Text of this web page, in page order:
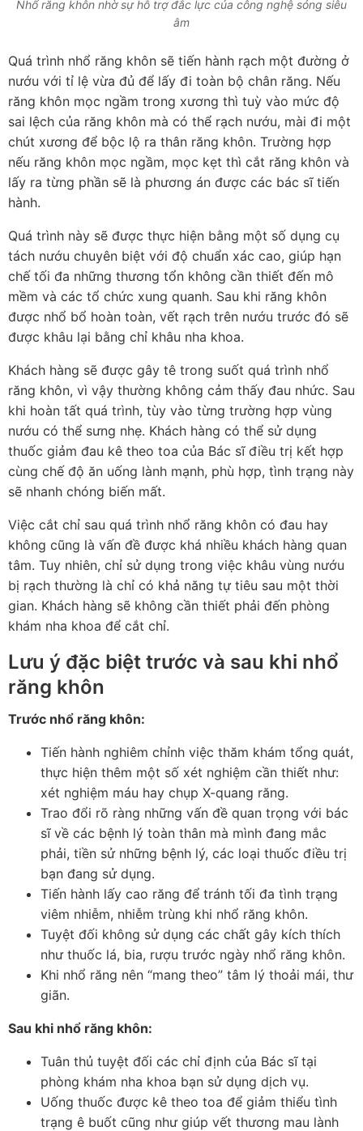
Nhổ răng khôn nhờ sự hỗ trợ đắc lực của công nghệ sóng siêu
âm
Quá trình nhổ răng khôn sẽ tiến hành rạch một đường ở
nướu với tỉ lệ vừa đủ để lấy đi toàn bộ chân răng. Nếu
răng khôn mọc ngầm trong xương thì tuỳ vào mức độ
sai lệch của răng khôn mà có thể rạch nướu, mài đi một
chút xương để bộc lộ ra thân răng khôn. Trường hợp
nếu răng khôn mọc ngầm, mọc kẹt thì cắt răng khôn và
lấy ra từng phần sẽ là phương án được các bác sĩ tiến
hành.
Quá trình này sẽ được thực hiện bằng một số dụng cụ
tách nướu chuyên biệt với độ chuẩn xác cao, giúp hạn
chế tối đa những thương tổn không cần thiết đến mô
mềm và các tổ chức xung quanh. Sau khi răng khôn
được nhổ bổ hoàn toàn, vết rạch trên nướu trước đó sẽ
được khâu lại bằng chỉ khâu nha khoa.
Khách hàng sẽ được gây tê trong suốt quá trình nhổ
răng khôn, vì vậy thường không cảm thấy đau nhức. Sau
khi hoàn tất quá trình, tùy vào từng trường hợp vùng
nướu có thể sưng nhẹ. Khách hàng có thể sử dụng
thuốc giảm đau kê theo toa của Bác sĩ điều trị kết hợp
cùng chế độ ăn uống lành mạnh, phù hợp, tình trạng này
sẽ nhanh chóng biến mất.
Việc cắt chỉ sau quá trình nhổ răng khôn có đau hay
không cũng là vấn đề được khá nhiều khách hàng quan
tâm. Tuy nhiên, chỉ sử dụng trong việc khâu vùng nướu
bị rạch thường là chỉ có khả năng tự tiêu sau một thời
gian. Khách hàng sẽ không cần thiết phải đến phòng
khám nha khoa để cắt chỉ.
Lưu ý đặc biệt trước và sau khi nhổ
răng khôn
Trước nhổ răng khôn:
Tiến hành nghiêm chỉnh việc thăm khám tổng quát,
thực hiện thêm một số xét nghiệm cần thiết như:
xét nghiệm máu hay chụp X-quang răng.
Trao đổi rõ ràng những vấn đề quan trọng với bác
sĩ về các bệnh lý toàn thân mà mình đang mắc
phải, tiền sử những bệnh lý, các loại thuốc điều trị
bạn đang sử dụng.
Tiến hành lấy cao răng để tránh tối đa tình trạng
viêm nhiễm, nhiễm trùng khi nhổ răng khôn.
Tuyệt đối không sử dụng các chất gây kích thích
như thuốc lá, bia, rượu trước ngày nhổ răng khôn.
Khi nhổ răng nên “mang theo” tâm lý thoải mái, thư
giãn.
Sau khi nhổ răng khôn:
Tuân thủ tuyệt đối các chỉ định của Bác sĩ tại
phòng khám nha khoa bạn sử dụng dịch vụ.
Uống thuốc được kê theo toa để giảm thiểu tình
trạng ê buốt cũng như giúp vết thương mau lành